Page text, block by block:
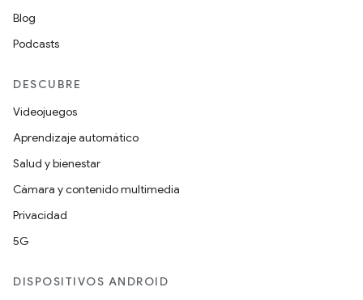
Blog
Podcasts
DESCUBRE
Videojuegos
Aprendizaje automático
Salud y bienestar
Cámara y contenido multimedia
Privacidad
5G
DISPOSITIVOS ANDROID